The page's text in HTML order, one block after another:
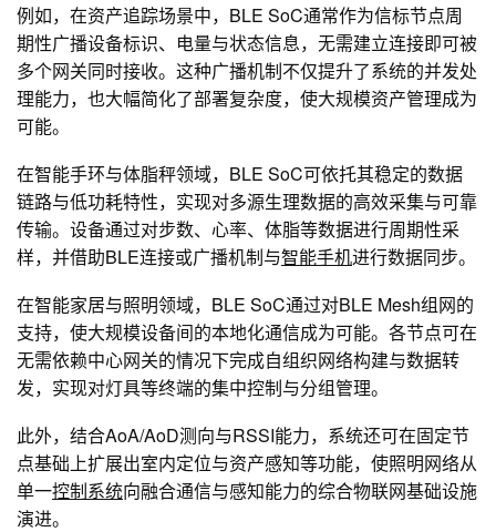
例如，在资产追踪场景中，BLE SoC通常作为信标节点周
期性广播设备标识、电量与状态信息，无需建立连接即可被
多个网关同时接收。这种广播机制不仅提升了系统的并发处
理能力，也大幅简化了部署复杂度，使大规模资产管理成为
可能。
在智能手环与体脂秤领域，BLE SoC可依托其稳定的数据
链路与低功耗特性，实现对多源生理数据的高效采集与可靠
传输。设备通过对步数、心率、体脂等数据进行周期性采
样，并借助BLE连接或广播机制与智能手机进行数据同步。
在智能家居与照明领域，BLE SoC通过对BLE Mesh组网的
支持，使大规模设备间的本地化通信成为可能。各节点可在
无需依赖中心网关的情况下完成自组织网络构建与数据转
发，实现对灯具等终端的集中控制与分组管理。
此外，结合AoA/AoD测向与RSSI能力，系统还可在固定节
点基础上扩展出室内定位与资产感知等功能，使照明网络从
单一控制系统向融合通信与感知能力的综合物联网基础设施
演进。